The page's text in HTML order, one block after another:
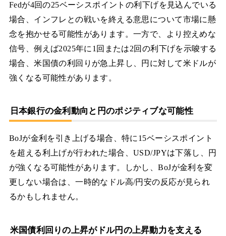
Fedが4回の25ベーシスポイントの利下げを見込んでいる
場合、インフレとの戦いを終える意思について市場に懸
念を抱かせる可能性があります。一方で、より控えめな
信号、例えば2025年に1回または2回の利下げを示唆する
場合、米国債の利回りが急上昇し、円に対して米ドルが
強くなる可能性があります。
日本銀行の金利動向と円のポジティブな可能性
BoJが金利を引き上げる場合、特に15ベーシスポイント
を超える利上げが行われた場合、USD/JPYは下落し、円
が強くなる可能性があります。しかし、BoJが金利を変
更しない場合は、一時的なドル高/円安の反応が見られ
るかもしれません。
米国債利回りの上昇がドル円の上昇動力を支える